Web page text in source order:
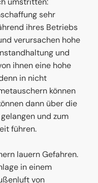
sehr
ihres Betriebs
verursachen hohe
und
ihnen eine hohe
in nicht
können
dann über die
und zum
führen.
lauern Gefahren.
in einem
von